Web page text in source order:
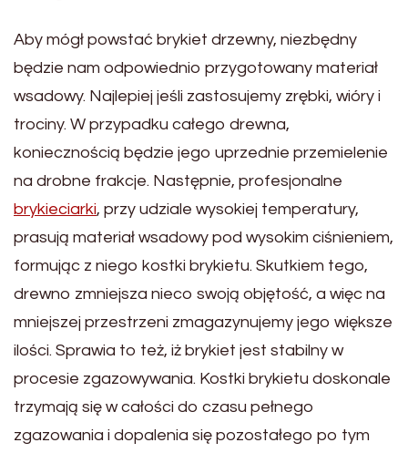
Aby mógł powstać brykiet drzewny, niezbędny
będzie nam odpowiednio przygotowany materiał
wsadowy. Najlepiej jeśli zastosujemy zrębki, wióry i
trociny. W przypadku całego drewna,
koniecznością będzie jego uprzednie przemielenie
na drobne frakcje. Następnie, profesjonalne
brykieciarki, przy udziale wysokiej temperatury,
prasują materiał wsadowy pod wysokim ciśnieniem,
formując z niego kostki brykietu. Skutkiem tego,
drewno zmniejsza nieco swoją objętość, a więc na
mniejszej przestrzeni zmagazynujemy jego większe
ilości. Sprawia to też, iż brykiet jest stabilny w
procesie zgazowywania. Kostki brykietu doskonale
trzymają się w całości do czasu pełnego
zgazowania i dopalenia się pozostałego po tym